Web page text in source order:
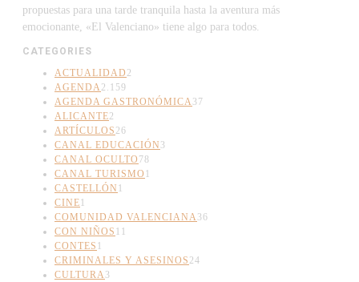
propuestas para una tarde tranquila hasta la aventura más
emocionante, «El Valenciano» tiene algo para todos.
CATEGORIES
ACTUALIDAD 2
AGENDA 2.159
AGENDA GASTRONÓMICA 37
ALICANTE2
ARTÍCULOS 26
CANAL EDUCACIÓN 3
CANAL OCULTO 78
CANAL TURISMO 1
CASTELLÓN 1
CINE1
COMUNIDAD VALENCIANA 36
CON NIÑOS 11
CONTES 1
CRIMINALES Y ASESINOS 24
CULTURA 3